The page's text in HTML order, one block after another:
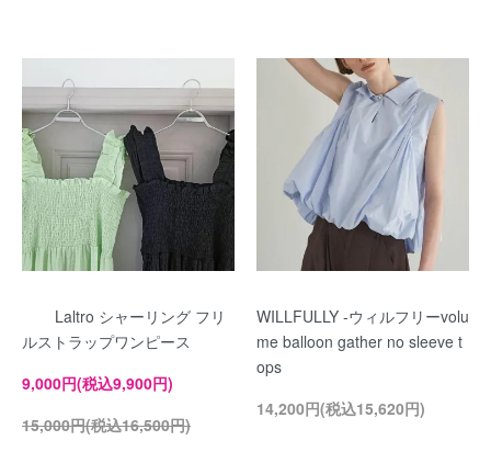
Laltro シャーリング フリ
ルストラップワンピース
9,000円(税込9,900円)
15,000円(税込16,500円)
WILLFULLY -ウィルフリーvolu
me balloon gather no sleeve t
ops
14,200円(税込15,620円)